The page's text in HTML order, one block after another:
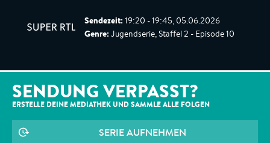
Sendezeit: 19:20 - 19:45, 05.06.2026
Genre: Jugendserie, Staffel 2 - Episode 10
SENDUNG VERPASST?
ERSTELLE DEINE MEDIATHEK UND SAMMLE ALLE FOLGEN
SERIE AUFNEHMEN